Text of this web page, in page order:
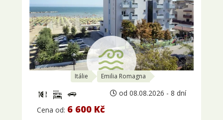
Itálie Emilia Romagna
od 08.08.2026 - 8 dní
Cena od: 6 600 Kč